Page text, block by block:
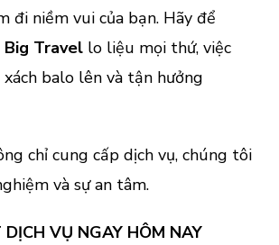
đi niềm vui của bạn. Hãy để
Big Travel lo liệu mọi thứ, việc
xách balo lên và tận hưởng
chỉ cung cấp dịch vụ, chúng tôi
và sự an tâm.
VỤ NGAY HÔM NAY